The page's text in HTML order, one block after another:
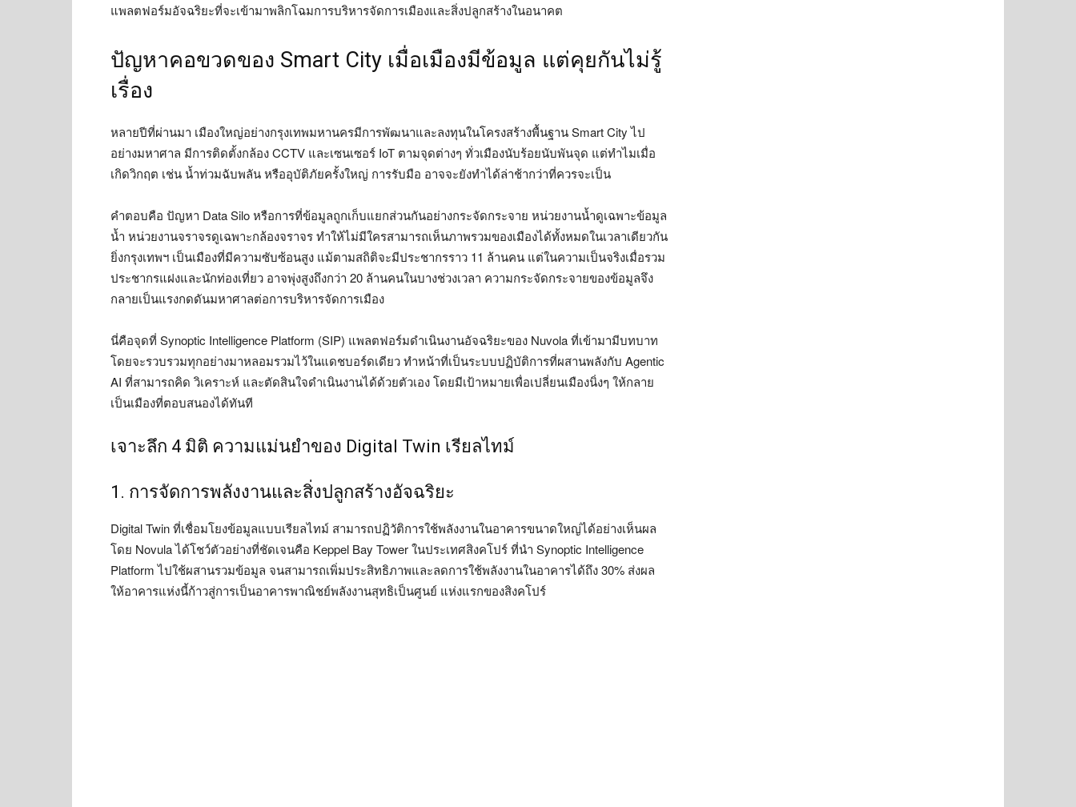
แพลตฟอร์มอัจฉริยะที่จะเข้ามาพลิกโฉมการบริหารจัดการเมืองและสิ่งปลูกสร้างในอนาคต
ปัญหาคอขวดของ Smart City เมื่อเมืองมีข้อมูล แต่คุยกันไม่รู้
เรื่อง
หลายปีที่ผ่านมา เมืองใหญ่อย่างกรุงเทพมหานครมีการพัฒนาและลงทุนในโครงสร้างพื้นฐาน Smart City ไป
อย่างมหาศาล มีการติดตั้งกล้อง CCTV และเซนเซอร์ IoT ตามจุดต่างๆ ทั่วเมืองนับร้อยนับพันจุด แต่ทำไมเมื่อ
เกิดวิกฤต เช่น น้ำท่วมฉับพลัน หรืออุบัติภัยครั้งใหญ่ การรับมือ อาจจะยังทำได้ล่าช้ากว่าที่ควรจะเป็น
คำตอบคือ ปัญหา Data Silo หรือการที่ข้อมูลถูกเก็บแยกส่วนกันอย่างกระจัดกระจาย หน่วยงานน้ำดูเฉพาะข้อมูล
น้ำ หน่วยงานจราจรดูเฉพาะกล้องจราจร ทำให้ไม่มีใครสามารถเห็นภาพรวมของเมืองได้ทั้งหมดในเวลาเดียวกัน
ยิ่งกรุงเทพฯ เป็นเมืองที่มีความซับซ้อนสูง แม้ตามสถิติจะมีประชากรราว 11 ล้านคน แต่ในความเป็นจริงเมื่อรวม
ประชากรแฝงและนักท่องเที่ยว อาจพุ่งสูงถึงกว่า 20 ล้านคนในบางช่วงเวลา ความกระจัดกระจายของข้อมูลจึง
กลายเป็นแรงกดดันมหาศาลต่อการบริหารจัดการเมือง
นี่คือจุดที่ Synoptic Intelligence Platform (SIP) แพลตฟอร์มดำเนินงานอัจฉริยะของ Nuvola ที่เข้ามามีบทบาท
โดยจะรวบรวมทุกอย่างมาหลอมรวมไว้ในแดชบอร์ดเดียว ทำหน้าที่เป็นระบบปฏิบัติการที่ผสานพลังกับ Agentic
AI ที่สามารถคิด วิเคราะห์ และตัดสินใจดำเนินงานได้ด้วยตัวเอง โดยมีเป้าหมายเพื่อเปลี่ยนเมืองนิ่งๆ ให้กลาย
เป็นเมืองที่ตอบสนองได้ทันที
เจาะลึก 4 มิติ ความแม่นยำของ Digital Twin เรียลไทม์
1. การจัดการพลังงานและสิ่งปลูกสร้างอัจฉริยะ
Digital Twin ที่เชื่อมโยงข้อมูลแบบเรียลไทม์ สามารถปฏิวัติการใช้พลังงานในอาคารขนาดใหญ่ได้อย่างเห็นผล
โดย Novula ได้โชว์ตัวอย่างที่ชัดเจนคือ Keppel Bay Tower ในประเทศสิงคโปร์ ที่นำ Synoptic Intelligence
Platform ไปใช้ผสานรวมข้อมูล จนสามารถเพิ่มประสิทธิภาพและลดการใช้พลังงานในอาคารได้ถึง 30% ส่งผล
ให้อาคารแห่งนี้ก้าวสู่การเป็นอาคารพาณิชย์พลังงานสุทธิเป็นศูนย์ แห่งแรกของสิงคโปร์